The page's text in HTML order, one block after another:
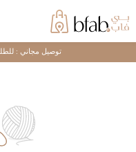
توصيل مجاني : للطلبات